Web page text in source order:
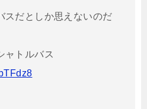
スだとしか思えないのだ
ャトルバス